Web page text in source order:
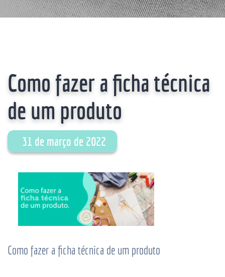
Como fazer a ficha técnica
de um produto
31 de março de 2022
Como fazer a ficha técnica de um produto